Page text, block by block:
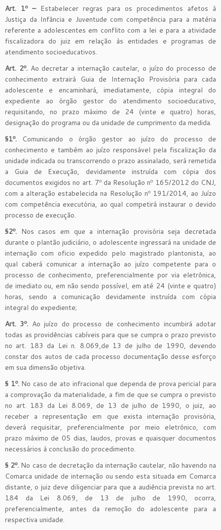
Art. 1º –Estabelecer regras para os procedimentos afetos à
Justiça da Infância e Juventude com competência para a matéria
referente a adolescentes em conflito com a lei e para a atividade
fiscalizadora do juiz em relação às entidades e programas de
atendimento socioeducativos.
Art. 2º.Ao decretar a internação cautelar, o juízo do processo de
conhecimento extrairá Guia de Internação Provisória para cada
adolescente e encaminhará, imediatamente, cópia integral do
expediente ao órgão gestor do atendimento socioeducativo,
requisitando, no prazo máximo de 24 (vinte e quatro) horas,
designação do programa ou da unidade de cumprimento da medida.
§1º. Comunicando o órgão gestor ao juízo do processo de
conhecimento e também ao juízo responsável pela fiscalização da
unidade indicada ou transcorrendo o prazo assinalado, será remetida
a Guia de Execução, devidamente instruída com cópia dos
documentos exigidos no art. 7º da Resolução nº 165/2012 do CNJ,
com a alteração estabelecida na Resolução nº 191/2014, ao Juízo
com competência executória, ao qual competirá instaurar o devido
processo de execução.
§2º. Nos casos em que a internação provisória seja decretada
durante o plantão judiciário, o adolescente ingressará na unidade de
internação com oficio expedido pelo magistrado plantonista, ao
qual caberá comunicar a internação ao juízo competente para o
processo de conhecimento, preferencialmente por via eletrônica,
de imediato ou, em não sendo possível, em até 24 (vinte e quatro)
horas, sendo a comunicação devidamente instruída com cópia
integral do expediente;
Art. 3º. Ao juízo do processo de conhecimento incumbirá adotar
todas as providências cabíveis para que se cumpra o prazo previsto
no art. 183 da Lei n. 8.069,de 13 de julho de 1990, devendo
constar dos autos de cada processo documentação desse esforço
em sua dimensão objetiva.
§ 1º.No caso de ato infracional que dependa de prova pericial para
a comprovação da materialidade, a fim de que se cumpra o previsto
no art. 183 da Lei 8.069, de 13 de julho de 1990, o juiz, ao
receber a representação em que exista internação provisória,
deverá requisitar, preferencialmente por meio eletrônico, com
prazo máximo de 05 dias, laudos, provas e quaisquer documentos
necessários à conclusão do procedimento.
§ 2º. No caso de decretação da internação cautelar, não havendo na
Comarca unidade de internação ou sendo esta situada em Comarca
distante, o juiz deve diligenciar para que a audiência prevista no art.
184 da Lei 8.069, de 13 de julho de 1990, ocorra,
preferencialmente, antes da remoção do adolescente para a
respectiva unidade.